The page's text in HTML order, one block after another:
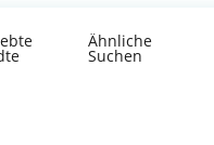
Ähnliche
Suchen